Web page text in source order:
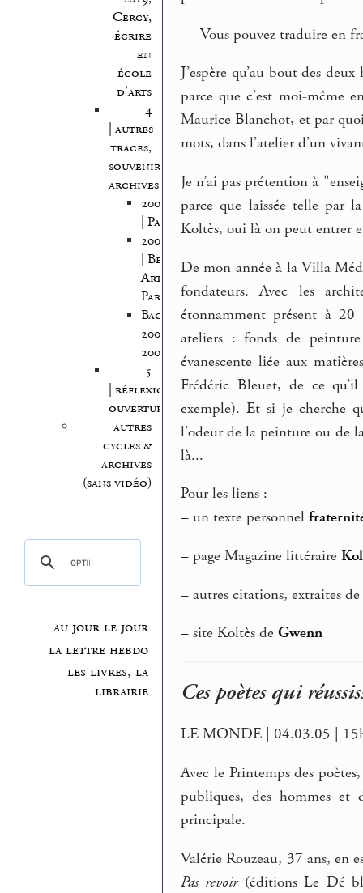
Cergy,
écrire
en
école
d’arts
4
| autres
traces,
souvenirs,
archives
2005/2006
| Pantin
2005/2007
| Beaux
Arts
Paris
Bagnolet
2008-
2009
5
| réflexion,
ouvertures
autres
cycles &
archives
(sans vidéo)
au jour le jour
la lettre hebdo
les livres, la
librairie
— Vous pouvez traduire en
J’espère qu’au bout des
parce que c’est moi-même
Maurice Blanchot, et par
mots, dans l’atelier d’un
Je n’ai pas prétention à
parce que laissée telle par
Koltès, oui là on peut entrer
De mon année à la Villa
fondateurs. Avec les
étonnamment présent à 20
ateliers : fonds de
évanescente liée aux
Frédéric Bleuet, de ce qu’il
exemple). Et si je cherche
l’odeur de la peinture ou de
là...
Pour les liens :
– un texte personnel
– page Magazine littéraire
– autres citations, extraites
– site Koltès deGwenn
Ces poètes qui
LE MONDE | 04.03.05 |
Avec le Printemps des
publiques, des hommes et
principale.
Valérie Rouzeau, 37 ans, en
Pas revoir(éditions Le Dé